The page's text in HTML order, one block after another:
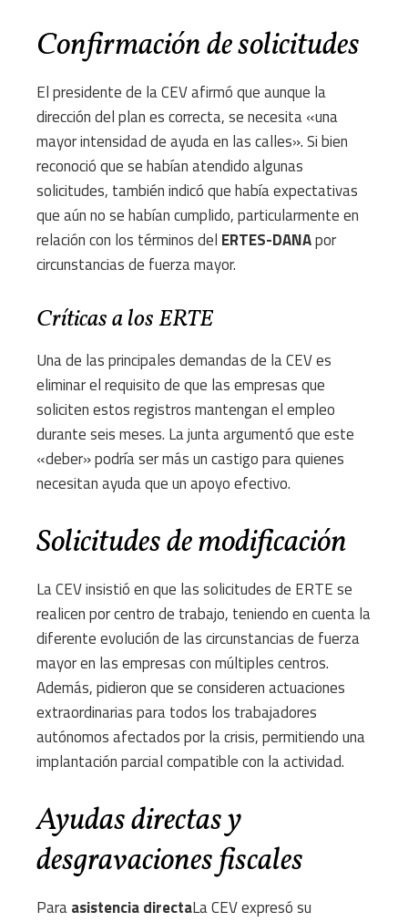
Confirmación de solicitudes
El presidente de la CEV afirmó que aunque la
dirección del plan es correcta, se necesita «una
mayor intensidad de ayuda en las calles». Si bien
reconoció que se habían atendido algunas
solicitudes, también indicó que había expectativas
que aún no se habían cumplido, particularmente en
relación con los términos del ERTES-DANApor
circunstancias de fuerza mayor.
Críticas a los ERTE
Una de las principales demandas de la CEV es
eliminar el requisito de que las empresas que
soliciten estos registros mantengan el empleo
durante seis meses. La junta argumentó que este
«deber» podría ser más un castigo para quienes
necesitan ayuda que un apoyo efectivo.
Solicitudes de modificación
La CEV insistió en que las solicitudes de ERTE se
realicen por centro de trabajo, teniendo en cuenta la
diferente evolución de las circunstancias de fuerza
mayor en las empresas con múltiples centros.
Además, pidieron que se consideren actuaciones
extraordinarias para todos los trabajadores
autónomos afectados por la crisis, permitiendo una
implantación parcial compatible con la actividad.
Ayudas directas y
desgravaciones fiscales
Paraasistencia directaLa CEV expresó su